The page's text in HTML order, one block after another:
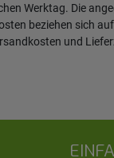
Werktag. Die
beziehen sich
und